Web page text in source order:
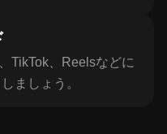
TikTok、Reelsなどに
ましょう。